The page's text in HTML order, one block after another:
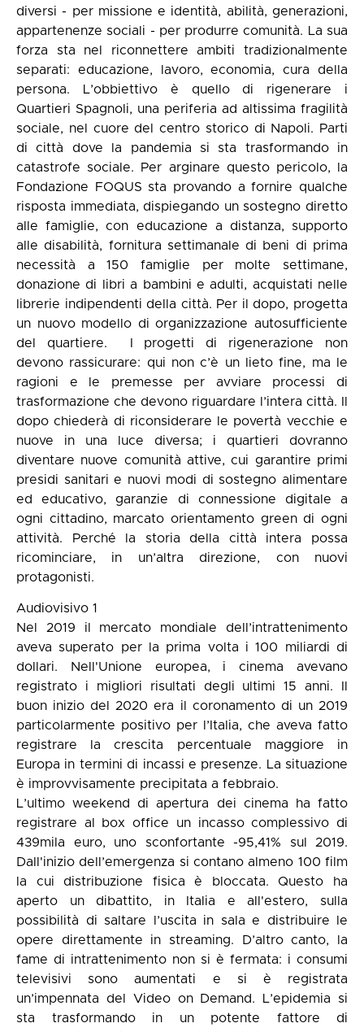
diversi - per missione e identità, abilità, generazioni,
appartenenze sociali - per produrre comunità. La sua
forza sta nel riconnettere ambiti tradizionalmente
separati: educazione, lavoro, economia, cura della
persona. L’obbiettivo è quello di rigenerare i
Quartieri Spagnoli, una periferia ad altissima fragilità
sociale, nel cuore del centro storico di Napoli. Parti
di città dove la pandemia si sta trasformando in
catastrofe sociale. Per arginare questo pericolo, la
Fondazione FOQUS sta provando a fornire qualche
risposta immediata, dispiegando un sostegno diretto
alle famiglie, con educazione a distanza, supporto
alle disabilità, fornitura settimanale di beni di prima
necessità a 150 famiglie per molte settimane,
donazione di libri a bambini e adulti, acquistati nelle
librerie indipendenti della città. Per il dopo, progetta
un nuovo modello di organizzazione autosufficiente
del quartiere. I progetti di rigenerazione non
devono rassicurare: qui non c’è un lieto fine, ma le
ragioni e le premesse per avviare processi di
trasformazione che devono riguardare l’intera città. Il
dopo chiederà di riconsiderare le povertà vecchie e
nuove in una luce diversa; i quartieri dovranno
diventare nuove comunità attive, cui garantire primi
presidi sanitari e nuovi modi di sostegno alimentare
ed educativo, garanzie di connessione digitale a
ogni cittadino, marcato orientamento green di ogni
attività. Perché la storia della città intera possa
ricominciare, in un’altra direzione, con nuovi
protagonisti.
Audiovisivo 1
Nel 2019 il mercato mondiale dell’intrattenimento
aveva superato per la prima volta i 100 miliardi di
dollari. Nell'Unione europea, i cinema avevano
registrato i migliori risultati degli ultimi 15 anni. Il
buon inizio del 2020 era il coronamento di un 2019
particolarmente positivo per l’Italia, che aveva fatto
registrare la crescita percentuale maggiore in
Europa in termini di incassi e presenze. La situazione
è improvvisamente precipitata a febbraio.
L’ultimo weekend di apertura dei cinema ha fatto
registrare al box office un incasso complessivo di
439mila euro, uno sconfortante -95,41% sul 2019.
Dall'inizio dell’emergenza si contano almeno 100 film
la cui distribuzione fisica è bloccata. Questo ha
aperto un dibattito, in Italia e all'estero, sulla
possibilità di saltare l’uscita in sala e distribuire le
opere direttamente in streaming. D’altro canto, la
fame di intrattenimento non si è fermata: i consumi
televisivi sono aumentati e si è registrata
un’impennata del Video on Demand. L’epidemia si
sta trasformando in un potente fattore di